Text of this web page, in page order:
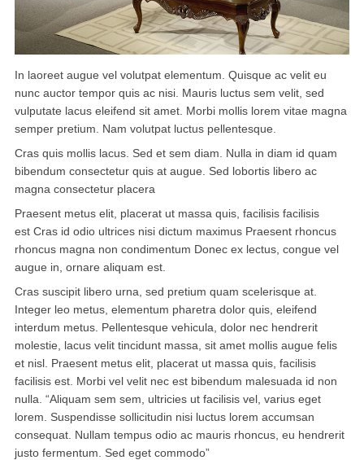
西雅图
休斯顿
华盛顿
圣荷西
San Diego
波特兰
拉斯维加斯
迈阿密
尔湾
佛罗里达州
得克萨斯
乔治亚州
In laoreet augue vel volutpat elementum. Quisque ac velit eu
nunc auctor tempor quis ac nisi. Mauris luctus sem velit, sed
vulputate lacus eleifend sit amet. Morbi mollis lorem vitae magna
semper pretium. Nam volutpat luctus pellentesque.
Cras quis mollis lacus. Sed et sem diam. Nulla in diam id quam
bibendum consectetur quis at augue. Sed lobortis libero ac
magna consectetur placera
Praesent metus elit, placerat ut massa quis, facilisis facilisis
est Cras id odio ultrices nisi dictum maximus Praesent rhoncus
rhoncus magna non condimentum Donec ex lectus, congue vel
augue in, ornare aliquam est.
Cras suscipit libero urna, sed pretium quam scelerisque at.
Integer leo metus, elementum pharetra dolor quis, eleifend
interdum metus. Pellentesque vehicula, dolor nec hendrerit
molestie, lacus velit tincidunt massa, sit amet mollis augue felis
et nisl. Praesent metus elit, placerat ut massa quis, facilisis
facilisis est. Morbi vel velit nec est bibendum malesuada id non
nulla. “Aliquam sem sem, ultricies ut facilisis vel, varius eget
lorem. Suspendisse sollicitudin nisi luctus lorem accumsan
consequat. Nullam tempus odio ac mauris rhoncus, eu hendrerit
justo fermentum. Sed eget commodo”